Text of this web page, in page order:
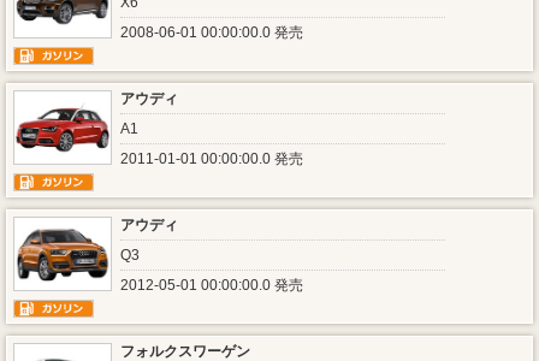
2008-06-01 00:00:00.0 発売
アウディ
A1
2011-01-01 00:00:00.0 発売
アウディ
Q3
2012-05-01 00:00:00.0 発売
フォルクスワーゲン